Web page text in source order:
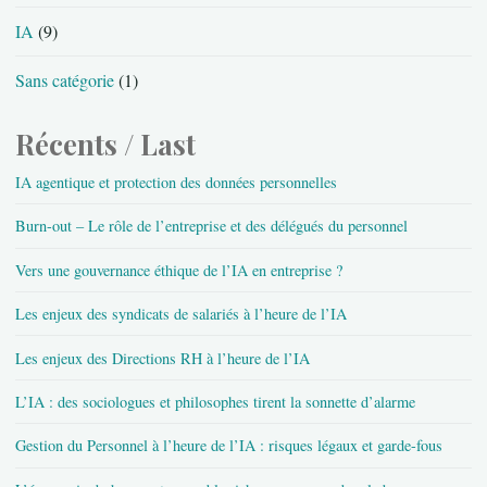
IA (9)
Sans catégorie(1)
Récents / Last
IA agentique et protection des données personnelles
Burn-out – Le rôle de l’entreprise et des délégués du personnel
Vers une gouvernance éthique de l’IA en entreprise ?
Les enjeux des syndicats de salariés à l’heure de l’IA
Les enjeux des Directions RH à l’heure de l’IA
L’IA : des sociologues et philosophes tirent la sonnette d’alarme
Gestion du Personnel à l’heure de l’IA : risques légaux et garde-fous